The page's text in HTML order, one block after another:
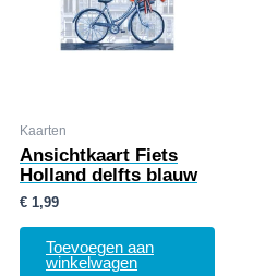
Kaarten
Ansichtkaart Fiets
Holland delfts blauw
€ 1,99
Toevoegen aan
winkelwagen